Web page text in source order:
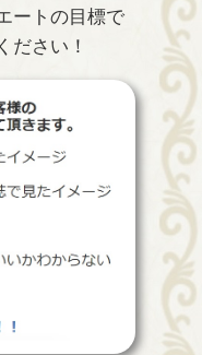
ートの目標で
ださい！